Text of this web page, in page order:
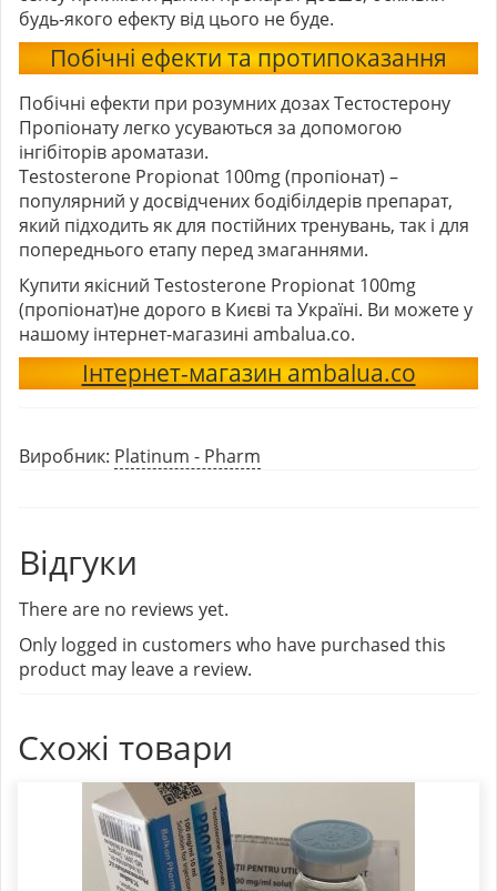
будь-якого ефекту від цього не буде.
Побічні ефекти та протипоказання
Побічні ефекти при розумних дозах Тестостерону
Пропіонату легко усуваються за допомогою
інгібіторів ароматази.
Testosterone Propionat 100mg (пропіонат) –
популярний у досвідчених бодібілдерів препарат,
який підходить як для постійних тренувань, так і для
попереднього етапу перед змаганнями.
Купити якісний Testosterone Propionat 100mg
(пропіонат)не дорого в Києві та Україні. Ви можете у
нашому інтернет-магазині ambalua.co.
Інтернет-магазин ambalua.co
Виробник: Platinum - Pharm
Відгуки
There are no reviews yet.
Only logged in customers who have purchased this
product may leave a review.
Схожі товари